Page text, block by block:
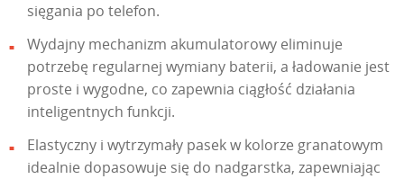
sięgania po telefon.
Wydajny mechanizm akumulatorowy eliminuje
potrzebę regularnej wymiany baterii, a ładowanie jest
proste i wygodne, co zapewnia ciągłość działania
inteligentnych funkcji.
Elastyczny i wytrzymały pasek w kolorze granatowym
idealnie dopasowuje się do nadgarstka, zapewniając